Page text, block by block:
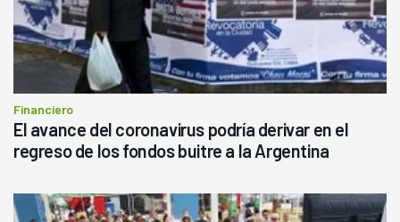
Financiero
El avance del coronavirus podría derivar en el
regreso de los fondos buitre a la Argentina